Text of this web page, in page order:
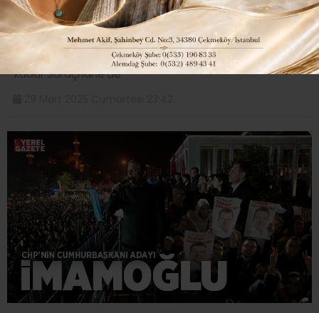
CHP, Saraçhane ruhunu Maltepe’ye taşıdı!
CHP, İstanbul Büyükşehir Belediye Başkanı Ekrem
İmamoğlu’nun gözaltına alındığı 19 Mart’tan 25 Mart’a
kadar Saraçhane’de